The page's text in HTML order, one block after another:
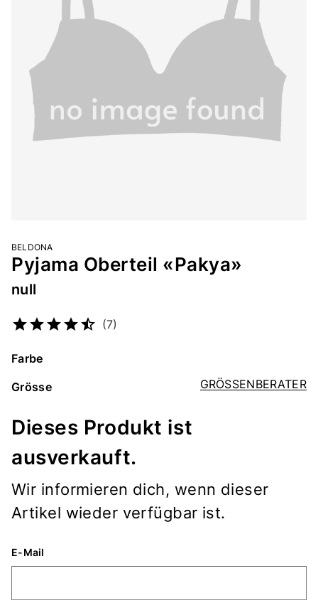
BELDONA
Pyjama Oberteil «Pakya»
null
(7)
Farbe
GRÖSSENBERATER
Grösse
Dieses Produkt ist
ausverkauft.
Wir informieren dich, wenn dieser
Artikel wieder verfügbar ist.
E-Mail